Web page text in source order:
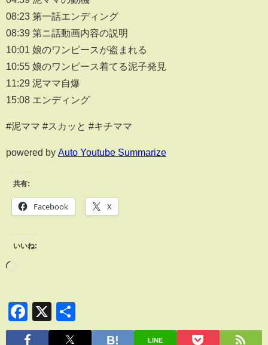
08:23 第一話エンディング
08:39 第ニ話動画内容の説明
10:01 娘のワンピースが盗まれる
10:55 娘のワンピース着てる泥子発見
11:29 泥ママ自爆
15:08 エンディング
#泥ママ #スカッと #キチママ
powered by Auto Youtube Summarize
共有:
Facebook X
いいね:
Facebook
X
有
LINE